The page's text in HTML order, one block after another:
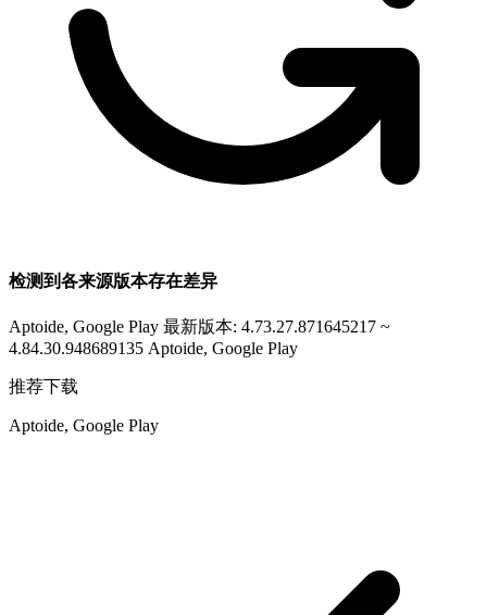
检测到各来源版本存在差异
Aptoide, Google Play 最新版本: 4.73.27.871645217 ~
4.84.30.948689135 Aptoide, Google Play
推荐下载
Aptoide, Google Play